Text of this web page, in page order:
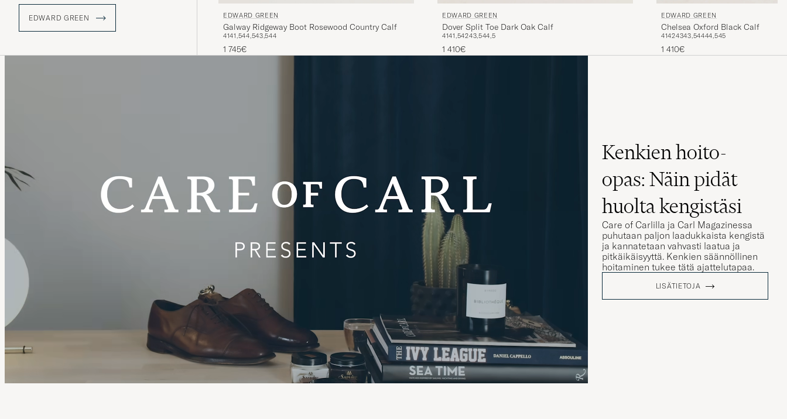
asiakkaalle paras mahdollinen
lopputulos.
EDWARD GREEN EDWARD GREEN
Galway Ridgeway Boot Rosewood Country Calf
4141,544,543,544
1 745€
EDWARD GREEN
Dover Split Toe Dark Oak Calf
4141,54243,544,5
1 410€
EDWARD GREEN
Chelsea Oxford Black Calf
41424343,54444,545
1 410€
Kenkien hoito-
opas: Näin pidät
huolta kengistäsi
Care of Carlilla ja Carl Magazinessa
puhutaan paljon laadukkaista kengistä
ja kannatetaan vahvasti laatua ja
pitkäikäisyyttä. Kenkien säännöllinen
hoitaminen tukee tätä ajattelutapaa.
LISÄTIETOJA